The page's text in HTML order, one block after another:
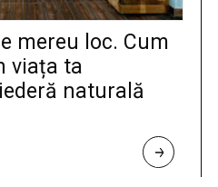
mereu loc. Cum
viața ta
naturală
R
E